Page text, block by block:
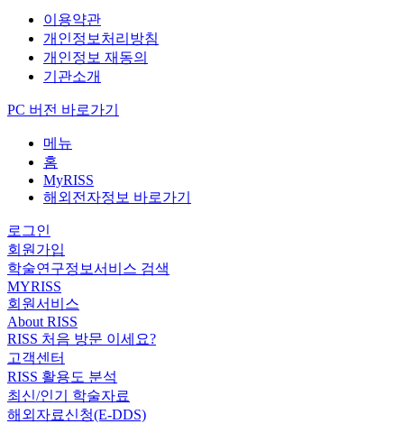
이용약관
개인정보처리방침
개인정보 재동의
기관소개
PC 버전 바로가기
메뉴
홈
MyRISS
해외전자정보 바로가기
로그인
회원가입
학술연구정보서비스 검색
MYRISS
회원서비스
About RISS
RISS 처음 방문 이세요?
고객센터
RISS 활용도 분석
최신/인기 학술자료
해외자료신청(E-DDS)